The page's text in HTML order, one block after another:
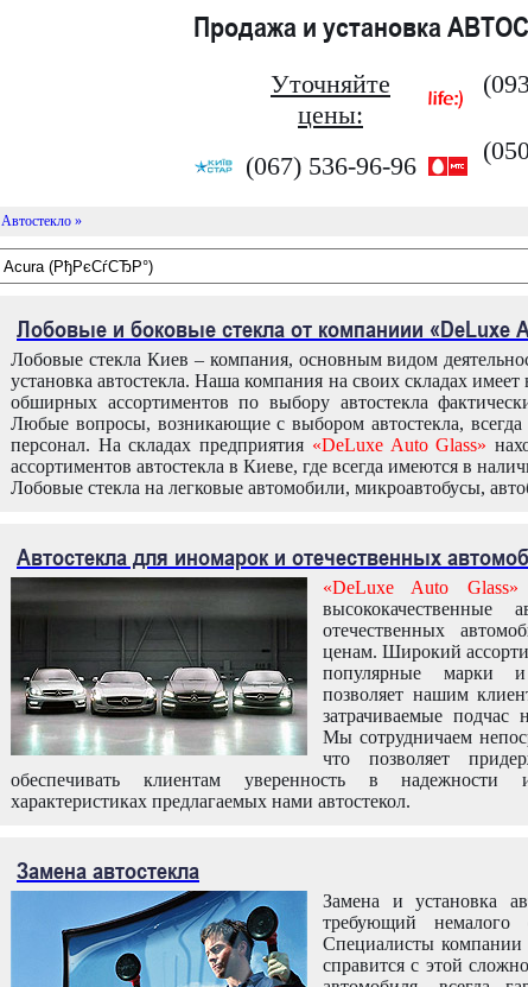
Продажа и установка
Уточняйте
цены:
(067) 536-96-96
Автостекло »
Лобовые и боковые стекла от компаниии «DeLuxe
Лобовые стекла Киев – компания, основным видом
установка автостекла. Наша компания на своих складах
обширных ассортиментов по выбору автостекла
Любые вопросы, возникающие с выбором автостекла,
персонал. На складах предприятия «DeLuxe Auto Glass»
ассортиментов автостекла в Киеве, где всегда имеются в
Лобовые стекла на легковые автомобили, микроавтобусы,
Автостекла для иномарок и отечественных
«DeLuxe Auto Glass»
отечественных
ценам. Широкий
популярные марки
позволяет нашим
затрачиваемые подчас
Мы сотрудничаем
что позволяет
обеспечивать клиентам уверенность в надежности
характеристиках предлагаемых нами автостекол.
Замена автостекла
Замена и установка
требующий
Специалисты компании
справится с этой